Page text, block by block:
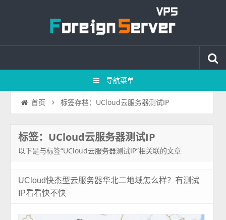
导航菜单
首页 标签存档：UCloud云服务器测试IP
标签：UCloud云服务器测试IP
以下是与标签“UCloud云服务器测试IP”相关联的文章
UCloud快杰型云服务器华北二地域怎么样？有测试
IP看看快不快